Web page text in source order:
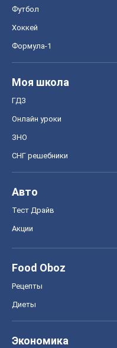
Футбол
Хоккей
Формула-1
Моя школа
ГДЗ
Онлайн уроки
ЗНО
СНГ решебники
Авто
Тест Драйв
Акции
Food Oboz
Рецепты
Диеты
Экономика